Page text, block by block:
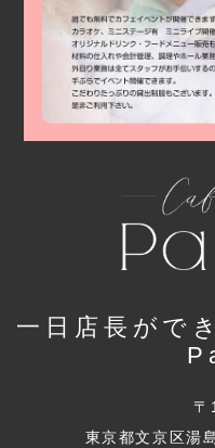
一日店長がで
東京都文京区湯